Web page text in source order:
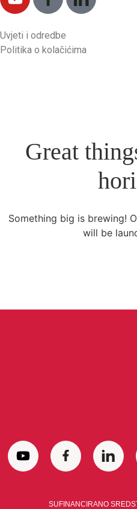
Uvjeti i odredbe
Politika o kolačićima
Great
Something big is brewing!
will be
SUFINANCIRANO